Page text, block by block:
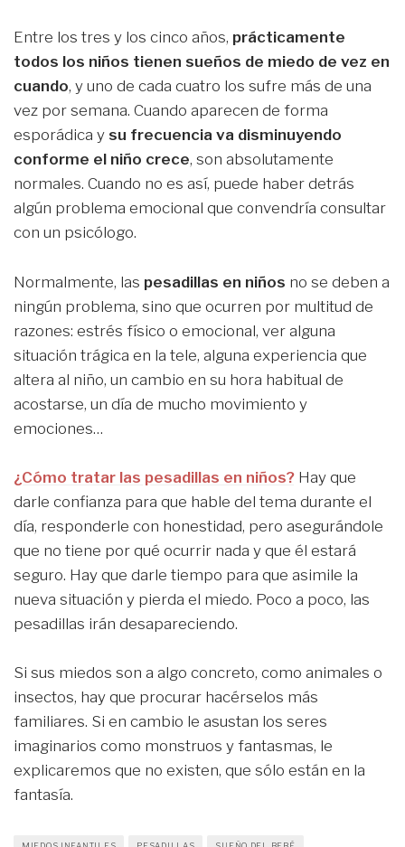
Entre los tres y los cinco años, prácticamente
todos los niños tienen sueños de miedo de vez en
cuando, y uno de cada cuatro los sufre más de una
vez por semana. Cuando aparecen de forma
esporádica y su frecuencia va disminuyendo
conforme el niño crece, son absolutamente
normales. Cuando no es así, puede haber detrás
algún problema emocional que convendría consultar
con un psicólogo.
Normalmente, las pesadillas en niños no se deben a
ningún problema, sino que ocurren por multitud de
razones: estrés físico o emocional, ver alguna
situación trágica en la tele, alguna experiencia que
altera al niño, un cambio en su hora habitual de
acostarse, un día de mucho movimiento y
emociones…
¿Cómo tratar las pesadillas en niños? Hay que
darle confianza para que hable del tema durante el
día, responderle con honestidad, pero asegurándole
que no tiene por qué ocurrir nada y que él estará
seguro. Hay que darle tiempo para que asimile la
nueva situación y pierda el miedo. Poco a poco, las
pesadillas irán desapareciendo.
Si sus miedos son a algo concreto, como animales o
insectos, hay que procurar hacérselos más
familiares. Si en cambio le asustan los seres
imaginarios como monstruos y fantasmas, le
explicaremos que no existen, que sólo están en la
fantasía.